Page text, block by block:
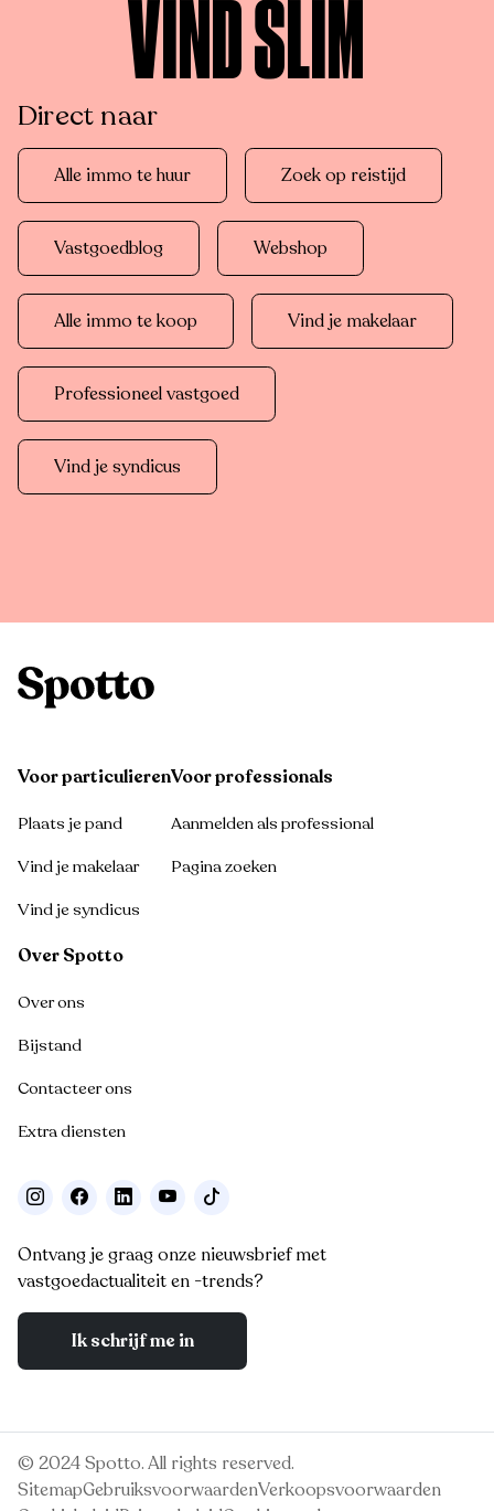
VIND SLIM
Direct naar
Alle immo te huur Zoek op reistijd
Vastgoedblog Webshop
Alle immo te koop Vind je makelaar
Professioneel vastgoed
Vind je syndicus
Voor particulieren
Plaats je pand
Vind je makelaar
Vind je syndicus
Voor professionals
Aanmelden als professional
Pagina zoeken
Over Spotto
Over ons
Bijstand
Contacteer ons
Extra diensten
Ontvang je graag onze nieuwsbrief met
vastgoedactualiteit en -trends?
Ik schrijf me in
© 2024 Spotto. All rights reserved.
SitemapGebruiksvoorwaardenVerkoopsvoorwaarden